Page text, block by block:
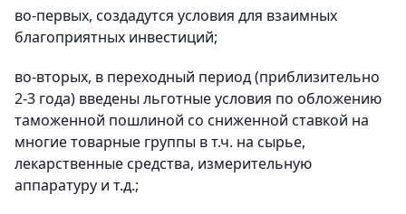
во-первых, создадутся условия для взаимных
благоприятных инвестиций;
во-вторых, в переходный период (приблизительно
2-3 года) введены льготные условия по обложению
таможенной пошлиной со сниженной ставкой на
многие товарные группы в т.ч. на сырье,
лекарственные средства, измерительную
аппаратуру и т.д.;